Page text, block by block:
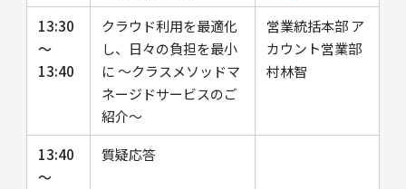
13:30
〜
13:40
クラウド利用を最適化
し、日々の負担を最小
に 〜クラスメソッドマ
ネージドサービスのご
紹介〜
営業統括本部 ア
カウント営業部
村林智
13:40
〜
質疑応答